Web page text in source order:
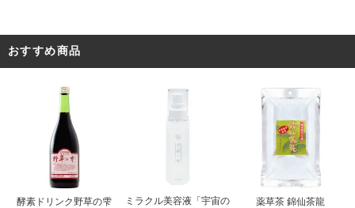
おすすめ商品
酵素ドリンク野草の雫
ミラクル美容液「宇宙の
薬草茶 錦仙茶龍